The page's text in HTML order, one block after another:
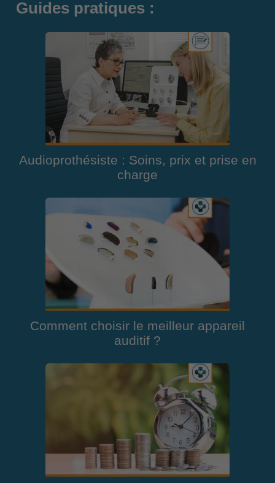
Guides pratiques :
Audioprothésiste : Soins, prix et prise en
charge
Comment choisir le meilleur appareil
auditif ?